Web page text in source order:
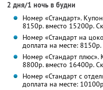
2 дня/1 ночь в будни
Номер «Стандарт».
8150р. вместо 15200р.
Номер «Стандарт на
доплата на месте:
Номер «Стандарт плюс».
8800р. вместо 16400р.
Номер «Стандарт с
доплата на месте: